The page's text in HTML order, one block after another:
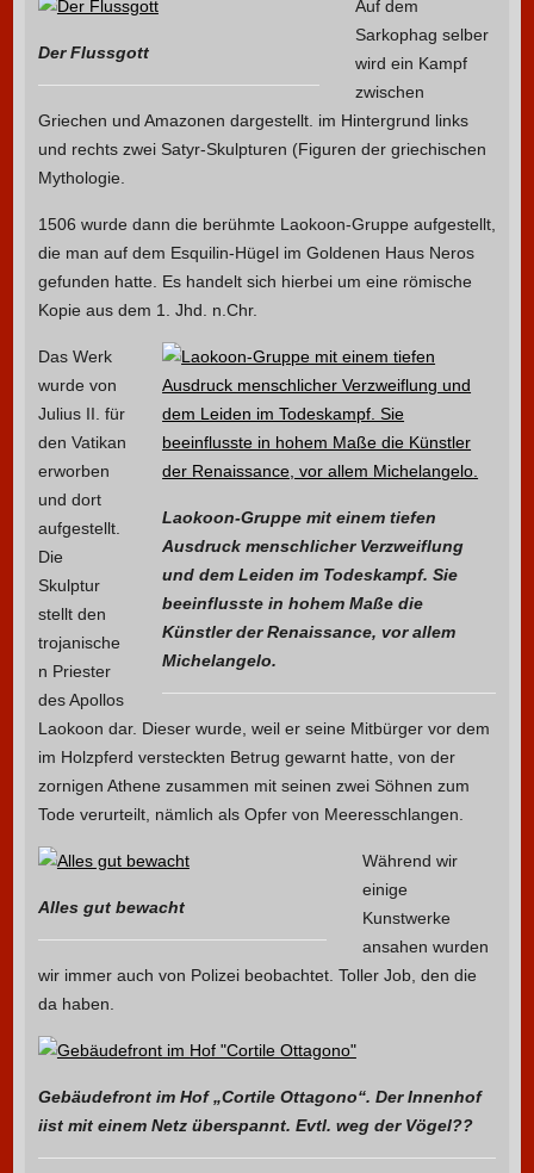
Der Flussgott
Auf dem
Sarkophag selber
wird ein Kampf
zwischen
Griechen und Amazonen dargestellt. im Hintergrund links
und rechts zwei Satyr-Skulpturen (Figuren der griechischen
Mythologie.
1506 wurde dann die berühmte Laokoon-Gruppe aufgestellt,
die man auf dem Esquilin-Hügel im Goldenen Haus Neros
gefunden hatte. Es handelt sich hierbei um eine römische
Kopie aus dem 1. Jhd. n.Chr.
Laokoon-Gruppe mit einem tiefen
Ausdruck menschlicher Verzweiflung
und dem Leiden im Todeskampf. Sie
beeinflusste in hohem Maße die
Künstler der Renaissance, vor allem
Michelangelo.
Das Werk
wurde von
Julius II. für
den Vatikan
erworben
und dort
aufgestellt.
Die
Skulptur
stellt den
trojanische
n Priester
des Apollos
Laokoon dar. Dieser wurde, weil er seine Mitbürger vor dem
im Holzpferd versteckten Betrug gewarnt hatte, von der
zornigen Athene zusammen mit seinen zwei Söhnen zum
Tode verurteilt, nämlich als Opfer von Meeresschlangen.
Alles gut bewacht
Während wir
einige
Kunstwerke
ansahen wurden
wir immer auch von Polizei beobachtet. Toller Job, den die
da haben.
Gebäudefront im Hof „Cortile Ottagono“. Der Innenhof
iist mit einem Netz überspannt. Evtl. weg der Vögel??